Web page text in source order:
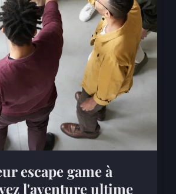
escape game à
l'aventure ultime